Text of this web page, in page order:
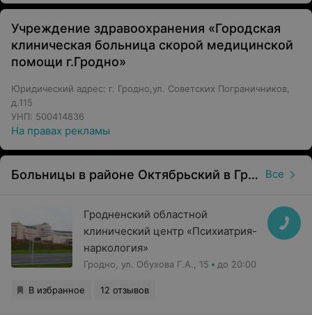
Учреждение здравоохранения «Городская
клиническая больница скорой медицинской
помощи г.Гродно»
Юридический адрес: г. Гродно,ул. Советских Пограничников,
д.115
УНП: 500414836
На правах рекламы
Больницы в районе Октябрьский в Гродно Все
Гродненский областной
клинический центр «Психиатрия-
наркология»
Гродно, ул. Обухова Г.А., 15 до 20:00
В избранное 12 отзывов